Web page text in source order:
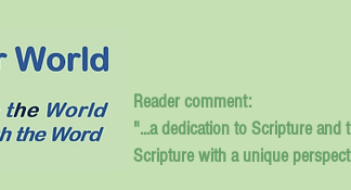
Reader comment:
"...a dedication to Scripture
Scripture with a unique